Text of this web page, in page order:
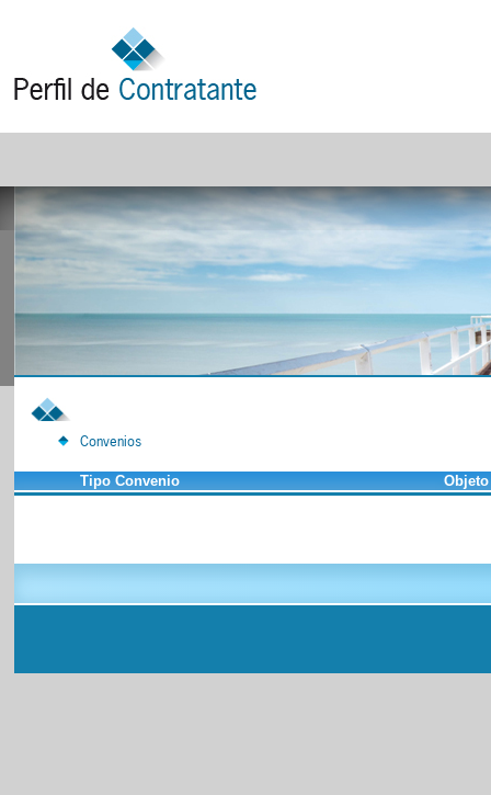
Convenios
Tipo Convenio Objeto